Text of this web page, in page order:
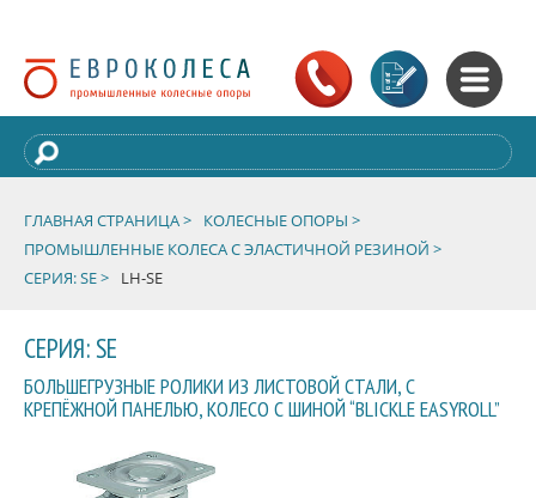
ГЛАВНАЯ СТРАНИЦА >
КОЛЕСНЫЕ ОПОРЫ >
ПРОМЫШЛЕННЫЕ КОЛЕСА С ЭЛАСТИЧНОЙ РЕЗИНОЙ >
СЕРИЯ: SE >
LH-SE
СЕРИЯ: SE
БОЛЬШЕГРУЗНЫЕ РОЛИКИ ИЗ ЛИСТОВОЙ СТАЛИ, С
КРЕПЁЖНОЙ ПАНЕЛЬЮ, КОЛЕСО С ШИНОЙ “BLICKLE EASYROLL”